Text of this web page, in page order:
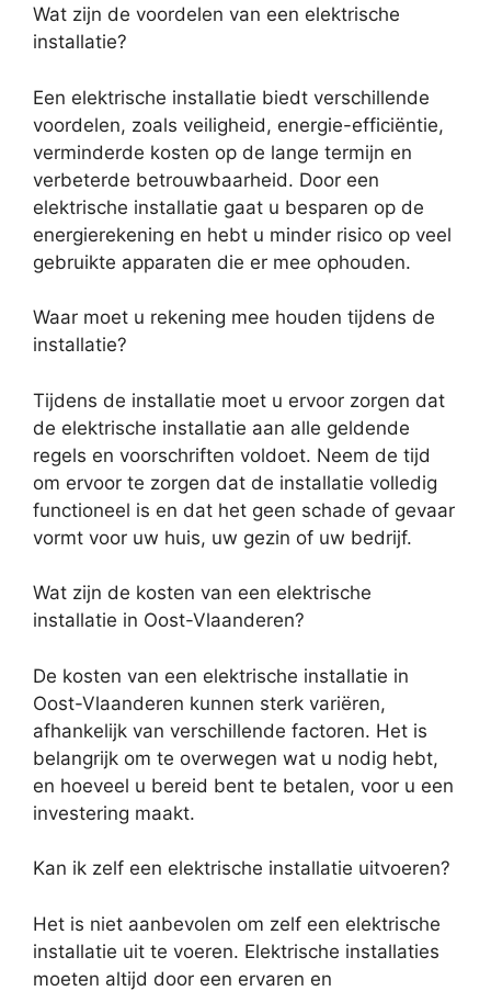
Wat zijn de voordelen van een elektrische
installatie?
Een elektrische installatie biedt verschillende
voordelen, zoals veiligheid, energie-efficiëntie,
verminderde kosten op de lange termijn en
verbeterde betrouwbaarheid. Door een
elektrische installatie gaat u besparen op de
energierekening en hebt u minder risico op veel
gebruikte apparaten die er mee ophouden.
Waar moet u rekening mee houden tijdens de
installatie?
Tijdens de installatie moet u ervoor zorgen dat
de elektrische installatie aan alle geldende
regels en voorschriften voldoet. Neem de tijd
om ervoor te zorgen dat de installatie volledig
functioneel is en dat het geen schade of gevaar
vormt voor uw huis, uw gezin of uw bedrijf.
Wat zijn de kosten van een elektrische
installatie in Oost-Vlaanderen?
De kosten van een elektrische installatie in
Oost-Vlaanderen kunnen sterk variëren,
afhankelijk van verschillende factoren. Het is
belangrijk om te overwegen wat u nodig hebt,
en hoeveel u bereid bent te betalen, voor u een
investering maakt.
Kan ik zelf een elektrische installatie uitvoeren?
Het is niet aanbevolen om zelf een elektrische
installatie uit te voeren. Elektrische installaties
moeten altijd door een ervaren en